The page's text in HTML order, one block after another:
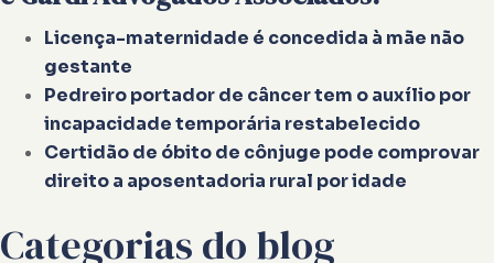
Licença-maternidade é concedida à mãe não
gestante
Pedreiro portador de câncer tem o auxílio por
incapacidade temporária restabelecido
Certidão de óbito de cônjuge pode comprovar
direito a aposentadoria rural por idade
Categorias do blog